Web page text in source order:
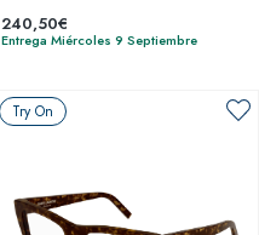
240,50€
Entrega Miércoles 9 Septiembre
Try On